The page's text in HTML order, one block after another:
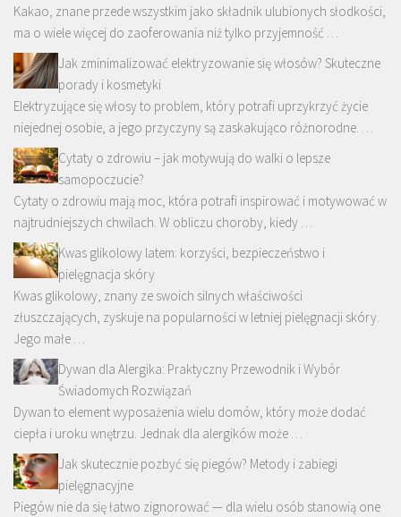
Kakao, znane przede wszystkim jako składnik ulubionych słodkości,
ma o wiele więcej do zaoferowania niż tylko przyjemność …
Jak zminimalizować elektryzowanie się włosów? Skuteczne
porady i kosmetyki
Elektryzujące się włosy to problem, który potrafi uprzykrzyć życie
niejednej osobie, a jego przyczyny są zaskakująco różnorodne. …
Cytaty o zdrowiu – jak motywują do walki o lepsze
samopoczucie?
Cytaty o zdrowiu mają moc, która potrafi inspirować i motywować w
najtrudniejszych chwilach. W obliczu choroby, kiedy …
Kwas glikolowy latem: korzyści, bezpieczeństwo i
pielęgnacja skóry
Kwas glikolowy, znany ze swoich silnych właściwości
złuszczających, zyskuje na popularności w letniej pielęgnacji skóry.
Jego małe …
Dywan dla Alergika: Praktyczny Przewodnik i Wybór
Świadomych Rozwiązań
Dywan to element wyposażenia wielu domów, który może dodać
ciepła i uroku wnętrzu. Jednak dla alergików może …
Jak skutecznie pozbyć się piegów? Metody i zabiegi
pielęgnacyjne
Piegów nie da się łatwo zignorować — dla wielu osób stanowią one